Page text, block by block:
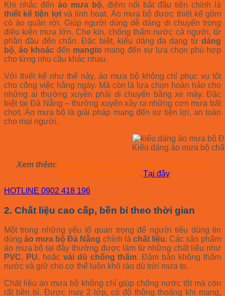
Khi nhắc đến áo mưa bộ, điểm nổi bật đầu tiên chính là
thiết kế tiện lợivà linh hoạt. Áo mưa bộ được thiết kế gồm
có áo quần rời. Giúp người dùng dễ dàng di chuyển trong
điều kiện mưa lớn. Che kín, chống thấm nước cả người, từ
phần đầu đến chân. Đặc biệt, kiểu dáng đa dạng từ dáng
bộ,áo khoác đến mangto mang đến sự lựa chọn phù hợp
cho từng nhu cầu khác nhau.
Với thiết kế như thế này, áo mưa bộ không chỉ phục vụ tốt
cho công việc hằng ngày. Mà còn là lựa chọn hoàn hảo cho
những ai thường xuyên phải di chuyển bằng xe máy. Đặc
biệt tại Đà Nẵng – thường xuyên xảy ra những cơn mưa bất
chợt. Áo mưa bộ là giải pháp mang đến sự tiện lợi, an toàn
cho mọi người.
Kiểu dáng áo mưa bộ
Xem thêm: Đơn vị cung cấp quần áo mưa uy tín tại
Thanh Khê – Đà Nẵng. Tại đây
HOTLINE 0902 418 196
2. Chất liệu cao cấp, bền bỉ theo thời gian
Một trong những yếu tố quan trọng để người tiêu dùng tin
dùngáo mưa bộ Đà Nẵng chính là chất liệu. Các sản phẩm
áo mưa bộ tại đây thường được làm từ những chất liệu như
PVC, PU, hoặc vải dù chống thấm. Đảm bảo không thấm
nước và giữ cho cơ thể luôn khô ráo dù trời mưa to.
Chất liệu áo mưa bộ không chỉ giúp chống nước tốt mà còn
rất bền bỉ. Được may 2 lớp, có độ thông thoáng khi mang,